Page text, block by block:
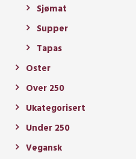
Sjømat
Supper
Tapas
Oster
Over 250
Ukategorisert
Under 250
Vegansk